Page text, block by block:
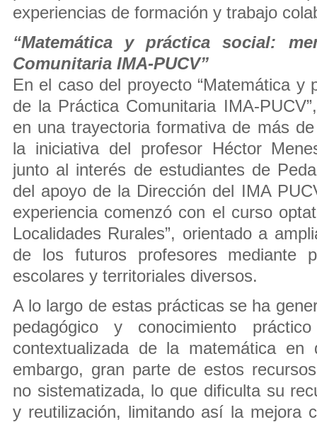
experiencias de formación y trabajo
“Matemática y práctica social:
Comunitaria IMA-PUCV”
En el caso del proyecto “Matemática y
de la Práctica Comunitaria IMA-
en una trayectoria formativa de más
la iniciativa del profesor Héctor
junto al interés de estudiantes de
del apoyo de la Dirección del IMA
experiencia comenzó con el curso
Localidades Rurales”, orientado a
de los futuros profesores mediante
escolares y territoriales diversos.
A lo largo de estas prácticas se ha
pedagógico y conocimiento
contextualizada de la matemática en
embargo, gran parte de estos
no sistematizada, lo que dificulta su
y reutilización, limitando así la mejora